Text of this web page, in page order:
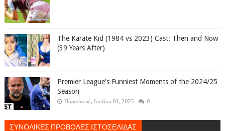
The Karate Kid (1984 vs 2023) Cast: Then and Now
(39 Years After)
Premier League's Funniest Moments of the 2024/25
Season
Παρασκευή, Ιουλίου 04, 2025 0
ΣΥΝΟΛΙΚΕΣ ΠΡΟΒΟΛΕΣ ΙΣΤΟΣΕΛΙΔΑΣ